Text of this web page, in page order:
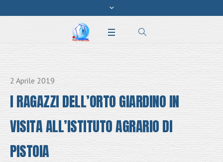
2 Aprile 2019
I RAGAZZI DELL’ORTO GIARDINO IN
VISITA ALL’ISTITUTO AGRARIO DI
PISTOIA